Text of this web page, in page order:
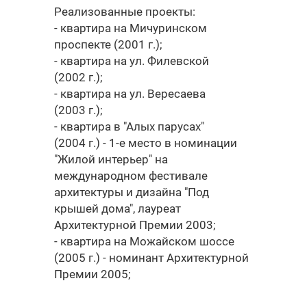
Реализованные проекты:
- квартира на Мичуринском
проспекте (2001 г.);
- квартира на ул. Филевской
(2002 г.);
- квартира на ул. Вересаева
(2003 г.);
- квартира в "Алых парусах"
(2004 г.) - 1-е место в номинации
"Жилой интерьер" на
международном фестивале
архитектуры и дизайна "Под
крышей дома", лауреат
Архитектурной Премии 2003;
- квартира на Можайском шоссе
(2005 г.) - номинант Архитектурной
Премии 2005;